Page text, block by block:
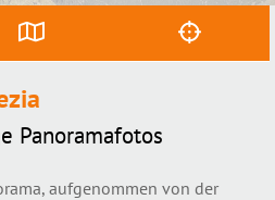
Panoramafotos
aufgenommen von der